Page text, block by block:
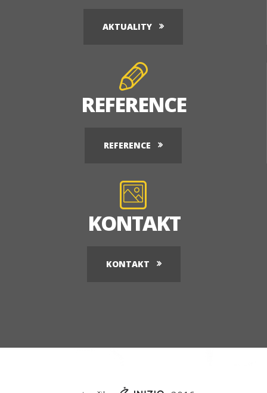
AKTUALITY
REFERENCE
REFERENCE
KONTAKT
KONTAKT